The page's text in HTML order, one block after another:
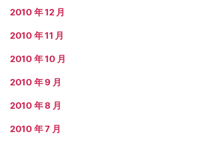
2010 年 12 月
2010 年 11 月
2010 年 10 月
2010 年 9 月
2010 年 8 月
2010 年 7 月